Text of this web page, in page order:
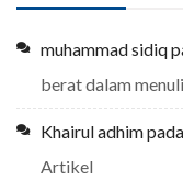
muhammad sidiq
berat dalam
Khairul adhimpada
Artikel